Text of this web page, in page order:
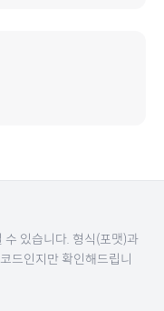
있습니다. 형식(포맷)과
드인지만 확인해드립니